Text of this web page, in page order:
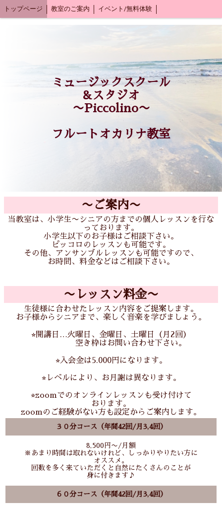
トップページ 教室のご案内 イベント/無料体験
ミュージックスクール
&スタジオ
〜Piccolino〜
フルートオカリナ教室
〜ご案内〜
当教室は、小学生〜シニアの方までの個人レッスンを行な
っております。
小学生以下のお子様はご相談下さい。
ピッコロのレッスンも可能です。
その他、アンサンブルレッスンも可能ですので、
お時間、料金などはご相談下さい。
〜レッスン料金〜
生徒様に合わせたレッスン内容をご提案します。
お子様からシニアまで、楽しく音楽を学びましょう。
⭐︎開講日…火曜日、金曜日、土曜日（月2回）
空き枠はお問い合わせ下さい。
⭐︎入会金は5.000円になります。
⭐︎レベルにより、お月謝は異なります。
⭐︎zoomでのオンラインレッスンも受け付けて
おります。
zoomのご経験がない方も設定からご案内します。
３０分コース（年間42回/月3,4回）
8,500円〜/月額
※あまり時間は取れないけれど、しっかりやりたい方に
オススメ。
回数を多く来ていただくと自然にたくさんのことが
身に付きます♪
６０分コース（年間42回/月3,4回）